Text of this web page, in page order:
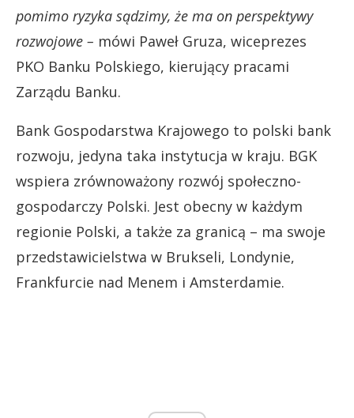
pomimo ryzyka sądzimy, że ma on perspektywy
rozwojowe – mówi Paweł Gruza, wiceprezes
PKO Banku Polskiego, kierujący pracami
Zarządu Banku.
Bank Gospodarstwa Krajowego to polski bank
rozwoju, jedyna taka instytucja w kraju. BGK
wspiera zrównoważony rozwój społeczno-
gospodarczy Polski. Jest obecny w każdym
regionie Polski, a także za granicą – ma swoje
przedstawicielstwa w Brukseli, Londynie,
Frankfurcie nad Menem i Amsterdamie.